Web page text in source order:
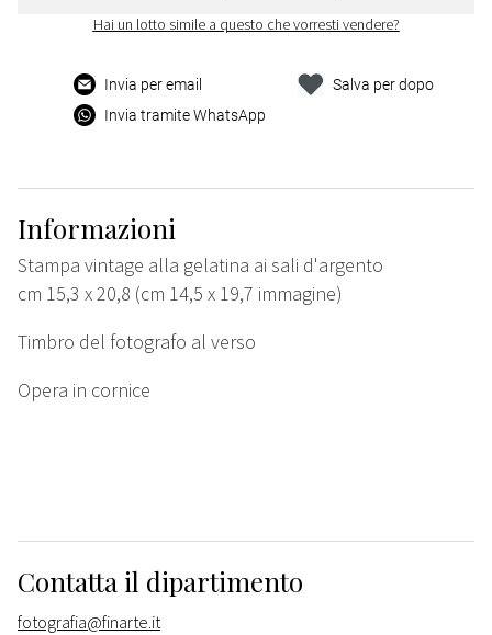
Hai un lotto simile a questo che vorresti vendere?
Invia per email
Invia tramite WhatsApp
Salva per dopo
Informazioni
Stampa vintage alla gelatina ai sali d'argento
cm 15,3 x 20,8 (cm 14,5 x 19,7 immagine)
Timbro del fotografo al verso
Opera in cornice
Contatta il dipartimento
fotografia@finarte.it